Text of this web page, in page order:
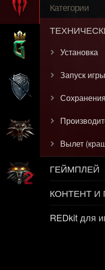
Категории
Установка
Запуск игры
Сохранения
Вылет
ГЕЙМПЛЕЙ
КОНТЕНТ И
REDkit для